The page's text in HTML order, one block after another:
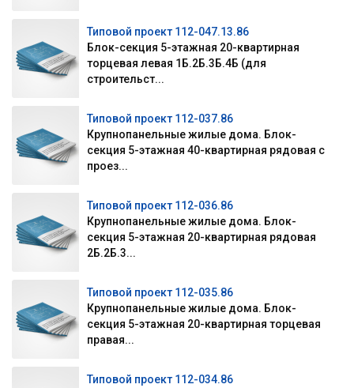
Типовой проект 112-047.13.86
Блок-секция 5-этажная 20-квартирная
торцевая левая 1Б.2Б.3Б.4Б (для
строительст...
Типовой проект 112-037.86
Крупнопанельные жилые дома. Блок-
секция 5-этажная 40-квартирная рядовая с
проез...
Типовой проект 112-036.86
Крупнопанельные жилые дома. Блок-
секция 5-этажная 20-квартирная рядовая
2Б.2Б.3...
Типовой проект 112-035.86
Крупнопанельные жилые дома. Блок-
секция 5-этажная 20-квартирная торцевая
правая...
Типовой проект 112-034.86